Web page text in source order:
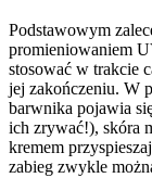
Podstawowym
promieniowaniem
stosować w trakcie
jej zakończeniu. W
barwnika pojawia
ich zrywać!), skóra
kremem
zabieg zwykle